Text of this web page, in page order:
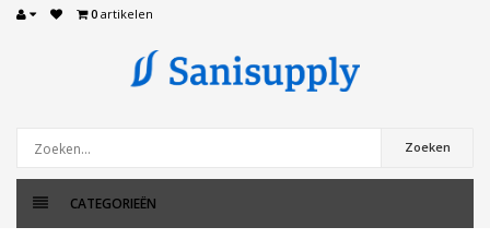
0 artikelen
Zoeken
CATEGORIEËN